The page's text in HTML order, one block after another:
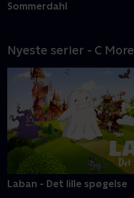
Sommerdahl
Nyeste serier - C More
Laban - Det lille spøgelse